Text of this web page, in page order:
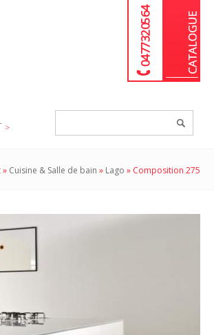
04 77 32 05 64
» Cuisine & Salle de bain » Lago » Composition 275